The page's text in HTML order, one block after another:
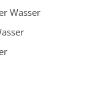
Wasser